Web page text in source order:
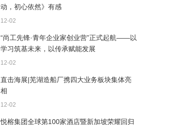
动，初心依然》有感
12-02
“尚工先锋·青年企业家创业营”正式起航——以
学习筑基未来，以传承赋能发展
12-02
直击海展|芜湖造船厂携四大业务板块集体亮
相
12-02
悦榕集团全球第100家酒店暨新加坡荣耀回归